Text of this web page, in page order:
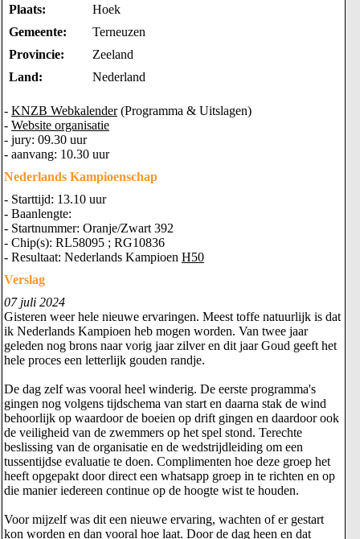
Plaats:
Hoek
Gemeente:
Terneuzen
Provincie:
Zeeland
Land:
Nederland
- KNZB Webkalender(Programma & Uitslagen)
- Website organisatie
- jury: 09.30 uur
- aanvang: 10.30 uur
Nederlands Kampioenschap
- Starttijd: 13.10 uur
- Baanlengte:
- Startnummer: Oranje/Zwart 392
- Chip(s): RL58095 ; RG10836
- Resultaat: Nederlands Kampioen H50
Verslag
07 juli 2024
Gisteren weer hele nieuwe ervaringen. Meest toffe natuurlijk is dat
ik Nederlands Kampioen heb mogen worden. Van twee jaar
geleden nog brons naar vorig jaar zilver en dit jaar Goud geeft het
hele proces een letterlijk gouden randje.
De dag zelf was vooral heel winderig. De eerste programma's
gingen nog volgens tijdschema van start en daarna stak de wind
behoorlijk op waardoor de boeien op drift gingen en daardoor ook
de veiligheid van de zwemmers op het spel stond. Terechte
beslissing van de organisatie en de wedstrijdleiding om een
tussentijdse evaluatie te doen. Complimenten hoe deze groep het
heeft opgepakt door direct een whatsapp groep in te richten en op
die manier iedereen continue op de hoogte wist te houden.
Voor mijzelf was dit een nieuwe ervaring, wachten of er gestart
kon worden en dan vooral hoe laat. Door de dag heen en dat